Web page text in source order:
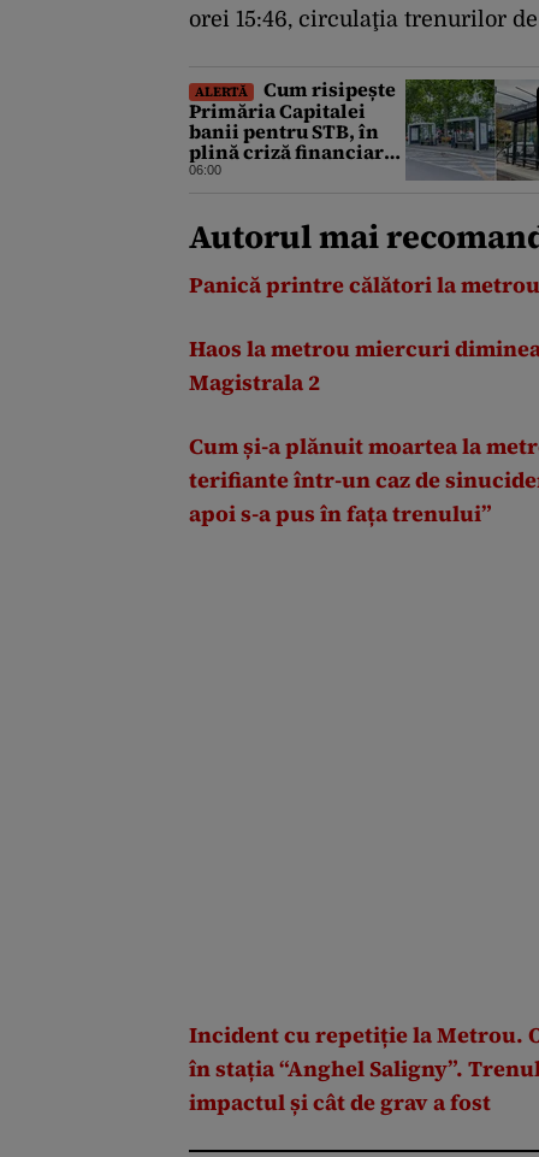
orei 15:46, circulaţia trenurilor
ALERTĂ
Cum risipește
Primăria Capitalei
banii pentru STB, în
plină criză financiară
a societății de
06:00
Autorul mai
Panică printre călători la
Haos la metrou miercuri
Magistrala 2
Cum și-a plănuit moartea la
terifiante într-un caz de
apoi s-a pus în fața trenului”
Incident cu repetiție la Metrou.
în stația “Anghel Saligny”.
impactul și cât de grav a fost